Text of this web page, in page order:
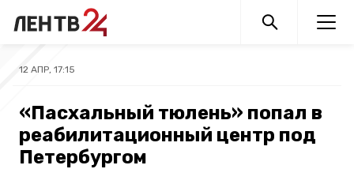
12 АПР, 17:15
«Пасхальный тюлень» попал в
реабилитационный центр под
Петербургом